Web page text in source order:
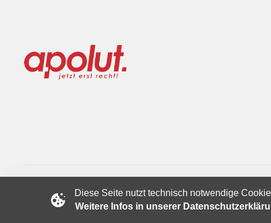
Copyright © 2024 apolut | Jetzt erst recht!. Published apolut
Diese Seite nutzt technisch notwendige
Weitere Infos in unserer